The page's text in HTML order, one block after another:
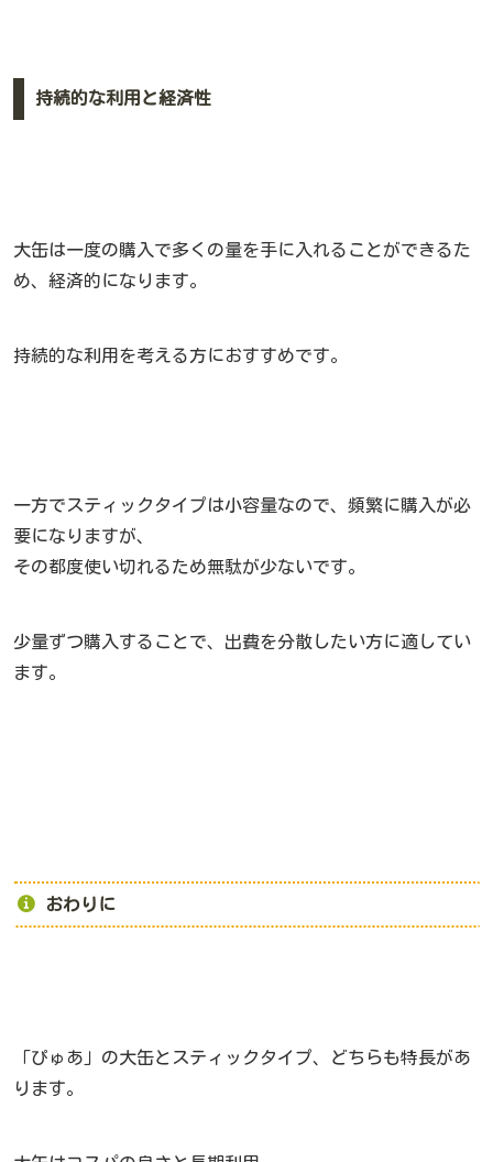
持続的な利用と経済性
大缶は一度の購入で多くの量を手に入れることができるた
め、経済的になります。
持続的な利用を考える方におすすめです。
一方でスティックタイプは小容量なので、頻繁に購入が必
要になりますが、
その都度使い切れるため無駄が少ないです。
少量ずつ購入することで、出費を分散したい方に適してい
ます。
おわりに
「ぴゅあ」の大缶とスティックタイプ、どちらも特長があ
ります。